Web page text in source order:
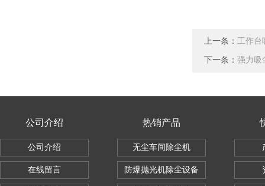
上一条： 工作
下一条： 强力吸
公司介绍
公司介绍
在线留言
热销产品
无尘车间除尘机
防爆抛光机除尘设备